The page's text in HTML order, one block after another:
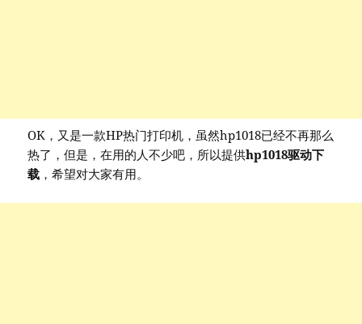
OK，又是一款HP热门打印机，虽然hp1018已经不再那么
热了，但是，在用的人不少吧，所以提供hp1018驱动下
载 ，希望对大家有用。